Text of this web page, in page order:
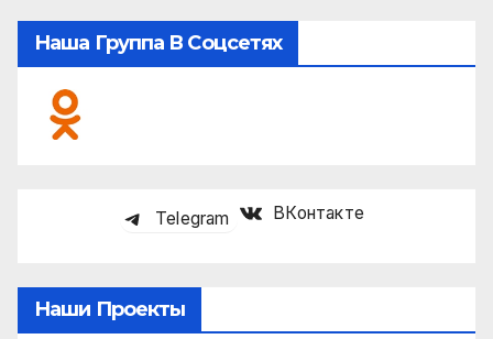
Наша Группа В Соцсетях
Telegram ВКонтакте
Наши Проекты